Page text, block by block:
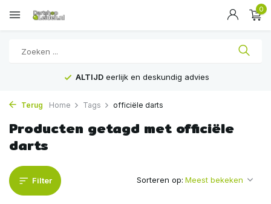
0
ALTIJD eerlijk en deskundig advies
Terug Home Tags officiële darts
Producten getagd met officiële
darts
Filter Sorteren op: